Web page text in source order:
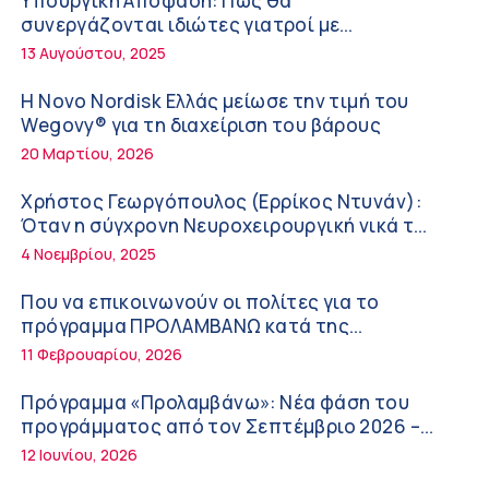
την Ογκολογία
6:28 πμ
Παύλος Γιαννακόπουλος – ΒΙΑΝΕΞ
5:27 πμ
Στέλιος Λιανός – INTERAMERICAN / Αθηναϊκή
Γενική Κλινική
5:17 πμ
Σε Λαμία και Καρδίτσα ο Υπουργός Υγείας Άδ.
Γεωργιάδης για την παραλαβή 7
ασθενοφόρων του ΕΚΑΒ και τα εγκαίνια του
ΚΥ Σοφάδων
5:04 πμ
Πόσο μας επηρεάζει ο ύπνος με ανεμιστήρα
ή air-condition το καλοκαίρι
11:34 πμ
Randy Schekman, Νομπελίστας Ιατρικής:
«Σε πέντε χρόνια μπορεί να έχουμε
συνεργάζονται ιδιώτες γιατροί με
νοσοκομεία του δημοσίου συστήματος
13 Αυγούστου, 2025
Η Novo Nordisk Ελλάς μείωσε την τιμή του
Wegovy® για τη διαχείριση του βάρους
20 Μαρτίου, 2026
Χρήστος Γεωργόπουλος (Ερρίκος Ντυνάν):
Όταν η σύγχρονη Νευροχειρουργική νικά το
φόβο!
4 Νοεμβρίου, 2025
Που να επικοινωνούν οι πολίτες για το
πρόγραμμα ΠΡΟΛΑΜΒΑΝΩ κατά της
παχυσαρκίας
11 Φεβρουαρίου, 2026
Πρόγραμμα «Προλαμβάνω»: Νέα φάση του
προγράμματος από τον Σεπτέμβριο 2026 –
Δωρεάν προληπτικές εξετάσεις έως το 2030
12 Ιουνίου, 2026